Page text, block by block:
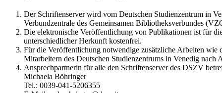
Der Schriftenserver wird vom Deutschen Studienzentrum in
Verbundzentrale des Gemeinsamen Bibliotheksverbundes
Die elektronische Veröffentlichung von Publikationen ist für
unterschiedlicher Herkunft kostenfrei.
Für die Veröffentlichung notwendige zusätzliche Arbeiten
Mitarbeitern des Deutschen Studienzentrums in Venedig
Ansprechpartnerin für alle den Schriftenserver des DSZV
Michaela Böhringer
Tel.: 0039-041-5206355